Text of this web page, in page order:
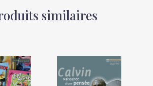
similaires